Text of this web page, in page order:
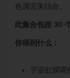
色调完美结合。
此集合包括 30
你得到什么：
宇宙虹膜调